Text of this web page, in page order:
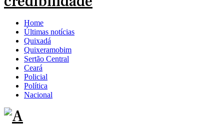
Home
Últimas notícias
Quixadá
Quixeramobim
Sertão Central
Ceará
Policial
Política
Nacional